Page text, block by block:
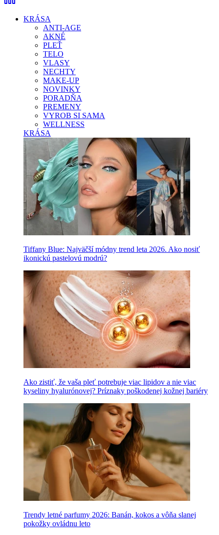
KRÁSA
ANTI-AGE
AKNÉ
PLEŤ
TELO
VLASY
NECHTY
MAKE-UP
NOVINKY
PORADŇA
PREMENY
VYROB SI SAMA
WELLNESS
KRÁSA
Tiffany Blue: Najväčší módny trend leta 2026. Ako nosiť
ikonickú pastelovú modrú?
Ako zistiť, že vaša pleť potrebuje viac lipidov a nie viac
kyseliny hyalurónovej? Príznaky poškodenej kožnej bariéry
Trendy letné parfumy 2026: Banán, kokos a vôňa slanej
pokožky ovládnu leto